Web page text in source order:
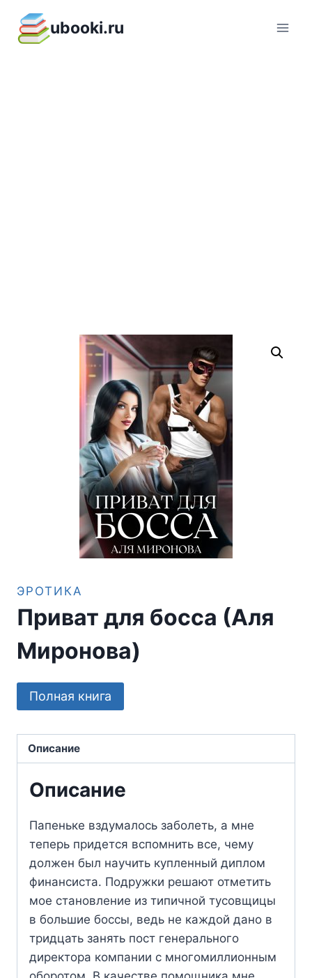
содержимому
ubooki.ru
ЭРОТИКА
Приват для босса (Аля
Миронова)
Полная книга
Описание
Описание
Папеньке вздумалось заболеть, а мне
теперь придется вспомнить все, чему
должен был научить купленный диплом
финансиста. Подружки решают отметить
мое становление из типичной тусовщицы
в большие боссы, ведь не каждой дано в
тридцать занять пост генерального
директора компании с многомиллионным